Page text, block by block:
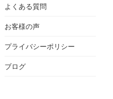
よくある質問
お客様の声
プライバシーポリシー
ブログ